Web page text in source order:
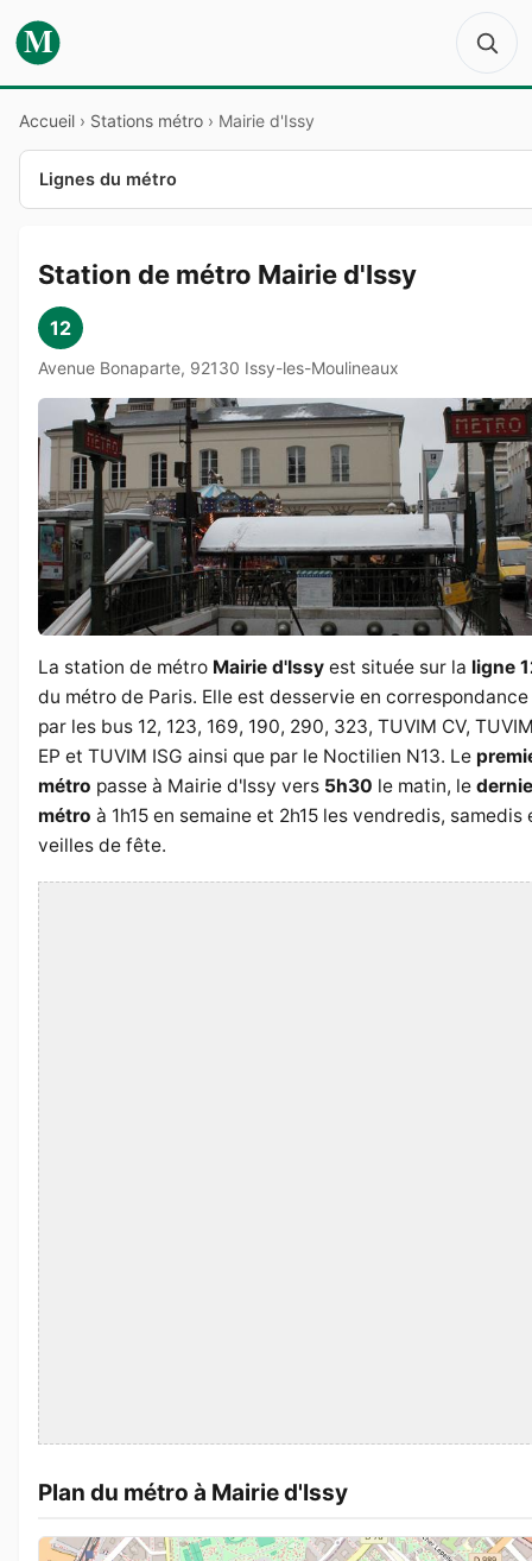
M
Accueil › Stations métro › Mairie d'Issy
Lignes du métro
Station de métro Mairie d'Issy
12
Avenue Bonaparte, 92130 Issy-les-Moulineaux
La station de métro Mairie d'Issy est située sur la ligne
du métro de Paris. Elle est desservie en correspondance
par les bus 12, 123, 169, 190, 290, 323, TUVIM CV,
EP et TUVIM ISG ainsi que par le Noctilien N13. Le
métro passe à Mairie d'Issy vers 5h30 le matin, le
métro à 1h15 en semaine et 2h15 les vendredis, samedis
veilles de fête.
Plan du métro à Mairie d'Issy